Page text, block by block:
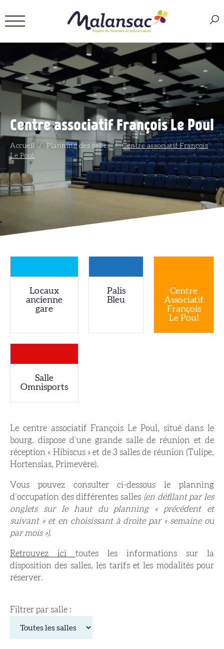
Centre associatif François Le Poul
Accueil / Planning des salles / Centre associatif François
Le Poul
Locaux
ancienne
gare
Palis
Bleu
Centre
Associatif
François
Le Poul
Salle
Omnisports
Le centre associatif François Le Poul, situé dans le
bourg, dispose d’une grande salle de réunion et de
réception « Hibiscus » et de 3 salles de réunion (Tulipe,
Hortensias, Primevère).
Vous pouvez consulter ci-dessous le planning
d’occupation des différentes salles (en défilant par les
onglets sur le haut du planning « précédent et
suivant » et en choisissant à droite par « semaine ou
par mois »).
Retrouvez ici toutes les informations sur la
disposition des salles, les tarifs et les modalités pour
réserver.
Filtrer par salle :